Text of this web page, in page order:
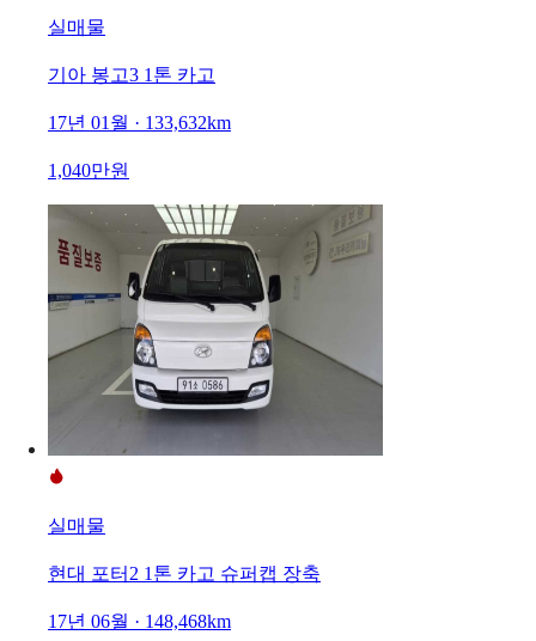
실매물
기아 봉고3 1톤 카고
17년 01월 · 133,632km
1,040만원
실매물
현대 포터2 1톤 카고 슈퍼캡 장축
17년 06월 · 148,468km